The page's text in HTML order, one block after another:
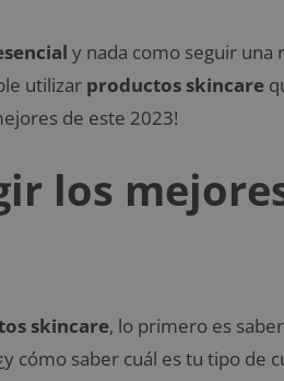
y nada como seguir una
utilizar productos skincare
de este 2023!
los
skincare, lo primero es
cómo saber cuál es tu tipo de